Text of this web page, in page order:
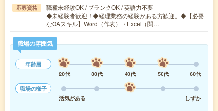
応募資格
職種未経験OK / ブランクOK / 英語力不要
◆未経験者歓迎！◆経理業務の経験がある方歓迎。◆【必要
なOAスキル】Word（作表）・Excel（関…
職場の雰囲気
年齢層
20代
30代 40代 50代
60代
職場の様子
活気がある
しずか